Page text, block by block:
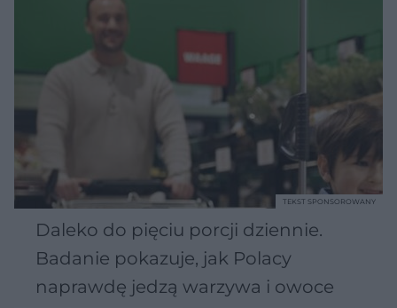
Daleko do pięciu porcji dziennie.
Badanie pokazuje, jak Polacy
naprawdę jedzą warzywa i owoce
TEKST SPONSOROWANY